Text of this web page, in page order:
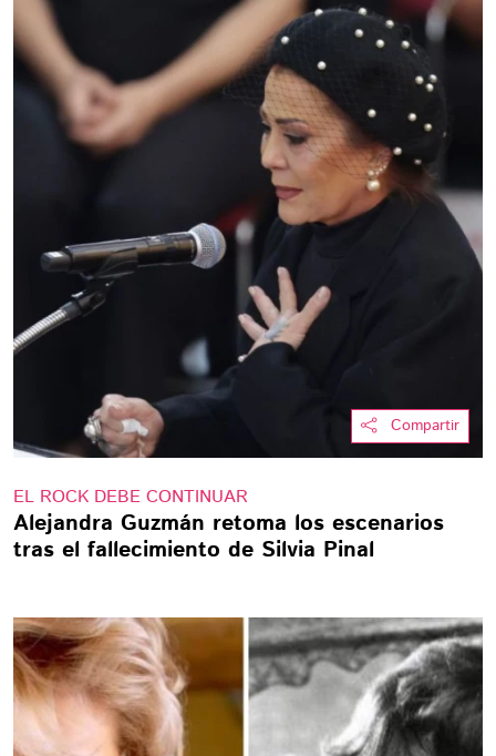
Compartir
EL ROCK DEBE CONTINUAR
Alejandra Guzmán retoma los escenarios
tras el fallecimiento de Silvia Pinal